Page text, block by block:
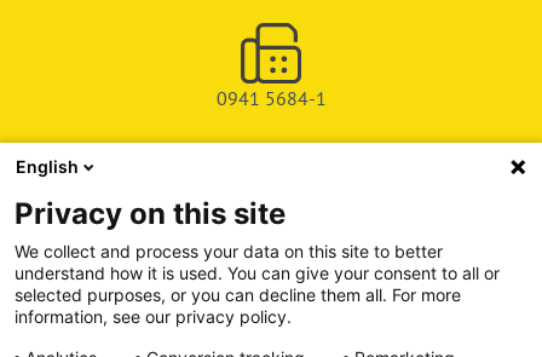
0941 5684-1
SHOP
SERVICE & SUPPORT
DEICHMAN-FUCHS VERLAG
English
Privacy on this site
We collect and process your data on this site to better
understand how it is used. You can give your consent to all or
selected purposes, or you can decline them all. For more
information, see our privacy policy.